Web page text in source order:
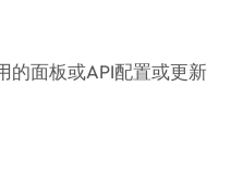
的面板或API配置或更新